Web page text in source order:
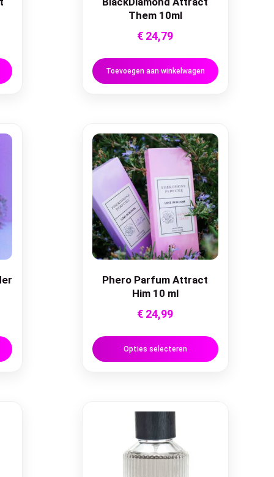
Them 10ml
€ 24,79
Toevoegen aan winkelwagen
Phero Parfum Attract
Him 10 ml
€ 24,99
Opties selecteren